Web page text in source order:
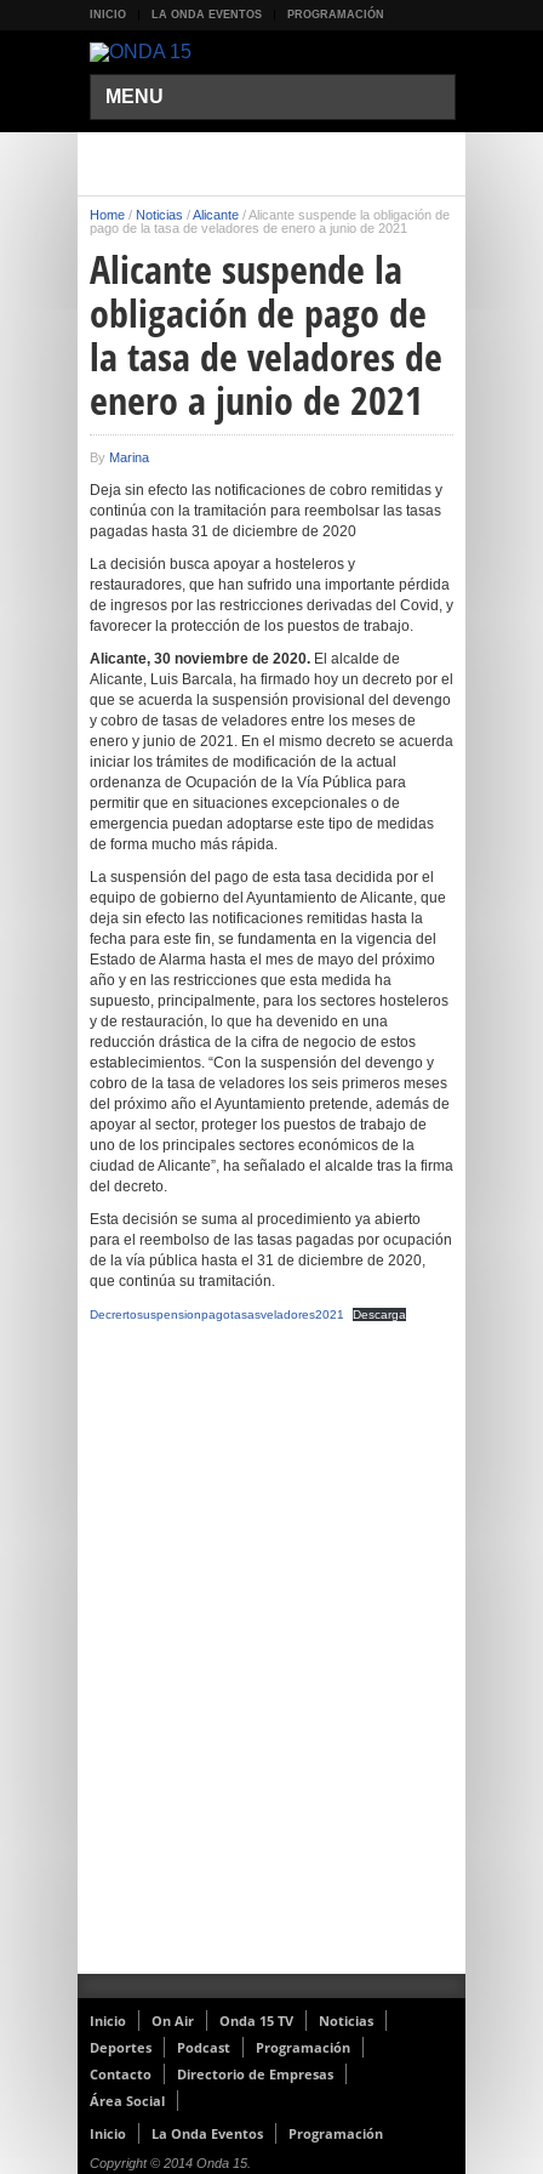
INICIO LA ONDA EVENTOS PROGRAMACIÓN
MENU
Home / Noticias /Alicante /Alicante suspende la obligación de
pago de la tasa de veladores de enero a junio de 2021
Alicante suspende la
obligación de pago de
la tasa de veladores de
enero a junio de 2021
By Marina
Deja sin efecto las notificaciones de cobro remitidas y
continúa con la tramitación para reembolsar las tasas
pagadas hasta 31 de diciembre de 2020
La decisión busca apoyar a hosteleros y
restauradores, que han sufrido una importante pérdida
de ingresos por las restricciones derivadas del Covid, y
favorecer la protección de los puestos de trabajo.
Alicante, 30 noviembre de 2020. El alcalde de
Alicante, Luis Barcala, ha firmado hoy un decreto por el
que se acuerda la suspensión provisional del devengo
y cobro de tasas de veladores entre los meses de
enero y junio de 2021. En el mismo decreto se acuerda
iniciar los trámites de modificación de la actual
ordenanza de Ocupación de la Vía Pública para
permitir que en situaciones excepcionales o de
emergencia puedan adoptarse este tipo de medidas
de forma mucho más rápida.
La suspensión del pago de esta tasa decidida por el
equipo de gobierno del Ayuntamiento de Alicante, que
deja sin efecto las notificaciones remitidas hasta la
fecha para este fin, se fundamenta en la vigencia del
Estado de Alarma hasta el mes de mayo del próximo
año y en las restricciones que esta medida ha
supuesto, principalmente, para los sectores hosteleros
y de restauración, lo que ha devenido en una
reducción drástica de la cifra de negocio de estos
establecimientos. “Con la suspensión del devengo y
cobro de la tasa de veladores los seis primeros meses
del próximo año el Ayuntamiento pretende, además de
apoyar al sector, proteger los puestos de trabajo de
uno de los principales sectores económicos de la
ciudad de Alicante”, ha señalado el alcalde tras la firma
del decreto.
Esta decisión se suma al procedimiento ya abierto
para el reembolso de las tasas pagadas por ocupación
de la vía pública hasta el 31 de diciembre de 2020,
que continúa su tramitación.
Decrertosuspensionpagotasasveladores2021 Descarga
Inicio On Air Onda 15 TV
Noticias
Deportes
Podcast
Programación
Contacto
Directorio de Empresas
Área Social
Inicio
La Onda Eventos Programación
Copyright © 2014 Onda 15.